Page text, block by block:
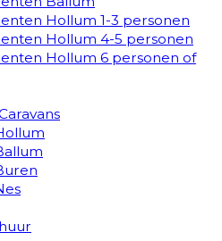
Hollum 1-3 personen
Hollum 4-5 personen
Hollum 6 personen of